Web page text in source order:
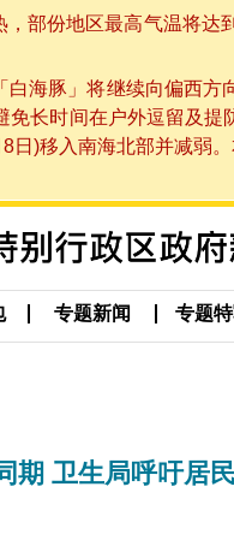
部份地区最高气温将
海豚」将继续向偏西
长时间在户外逗留及
日)移入南海北部并减弱
专题新闻 专题
期 卫生局呼吁